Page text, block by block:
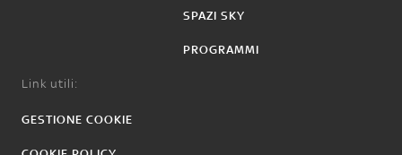
SPAZI SKY
PROGRAMMI
Link utili:
GESTIONE COOKIE